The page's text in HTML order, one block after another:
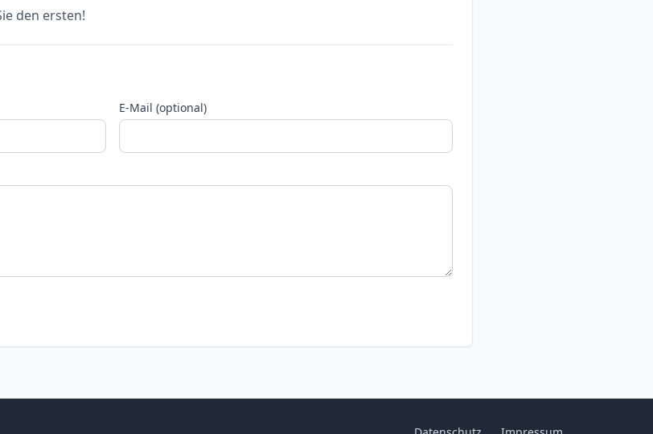
den ersten!
E-Mail (optional)